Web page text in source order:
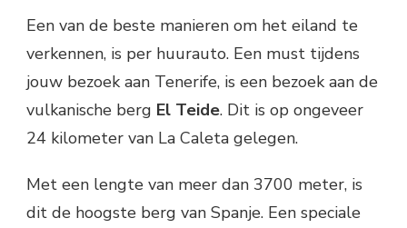
Een van de beste manieren om het eiland te
verkennen, is per huurauto. Een must tijdens
jouw bezoek aan Tenerife, is een bezoek aan de
vulkanische berg El Teide. Dit is op ongeveer
24 kilometer van La Caleta gelegen.
Met een lengte van meer dan 3700 meter, is
dit de hoogste berg van Spanje. Een speciale